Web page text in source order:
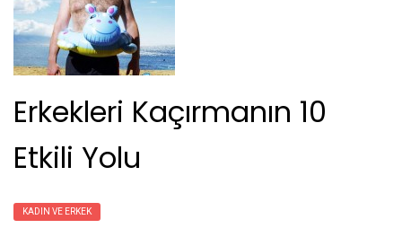
Erkekleri Kaçırmanın 10
Etkili Yolu
KADIN VE ERKEK